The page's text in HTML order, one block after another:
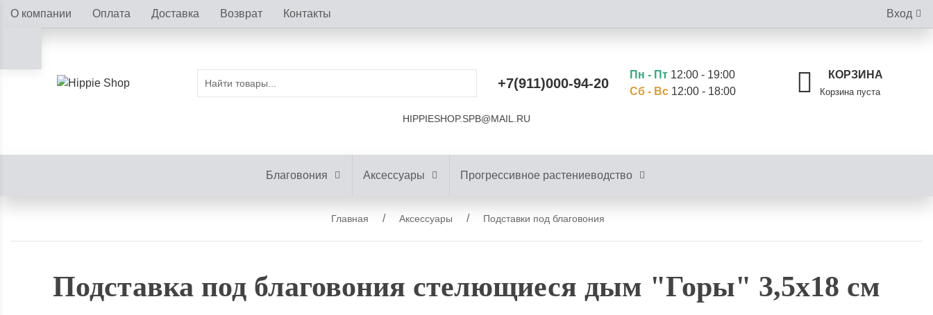
О компании Оплата Доставка Возврат Контакты Вход
+7(911)000-94-20
Пн - Пт 12:00 - 19:00
Сб - Вс 12:00 - 18:00
КОРЗИНА
Корзина пуста
HIPPIESHOP.SPB@MAIL.RU
Благовония Аксессуары Прогрессивное растениеводство
Главная Аксессуары Подставки под благовония
Подставка под благовония стелющиеся дым "Горы"​ 3,5x18 см